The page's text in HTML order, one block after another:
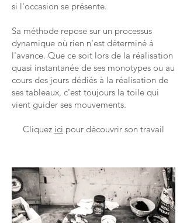
si l'occasion se présente.
Sa méthode repose sur un processus
dynamique où rien n'est déterminé à
l'avance. Que ce soit lors de la réalisation
quasi instantanée de ses monotypes ou au
cours des jours dédiés à la réalisation de
ses tableaux, c'est toujours la toile qui
vient guider ses mouvements.
Cliquez ici pour découvrir son travail